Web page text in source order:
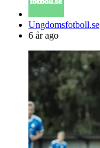
Posted
by
Ungdomsfotboll.se
6 år ago